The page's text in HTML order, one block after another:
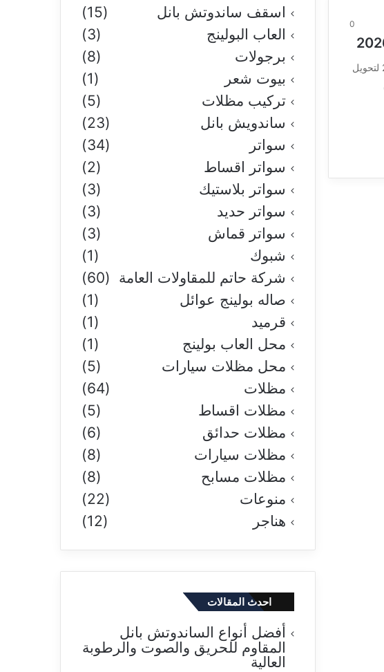
0
تبحث عن افضل شركة مقاولات في الرياض 2026 لتحويل
اسقف ساندوتش بانل
(15)
العاب البولينج
(3)
برجولات
(8)
بيوت شعر
(1)
تركيب مظلات
(5)
ساندويش بانل
(23)
سواتر
(34)
سواتر اقساط
(2)
سواتر بلاستيك
(3)
سواتر حديد
(3)
سواتر قماش
(3)
شبوك
(1)
شركة حاتم للمقاولات العامة (60)
صاله بولينج عوائل
(1)
قرميد
(1)
محل العاب بولينج
(1)
محل مظلات سيارات
(5)
مظلات
(64)
مظلات اقساط
(5)
مظلات حدائق
(6)
مظلات سيارات
(8)
مظلات مسابح
(8)
منوعات
(22)
هناجر
(12)
احدث المقالات
أفضل أنواع الساندوتش بانل
المقاوم للحريق والصوت والرطوبة
العالية